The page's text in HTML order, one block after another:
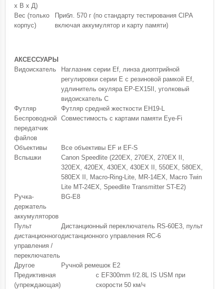
x В x Д)
Вес (только
корпус)
Прибл. 570 г (по стандарту тестирования CIPA
включая аккумулятор и карту памяти)
АКСЕССУАРЫ
Видоискатель
Наглазник серии Ef, линза диоптрийной
регулировки серии E с резиновой рамкой Ef,
удлинитель окуляра EP-EX15II, уголковый
видоискатель C
Футляр
Футляр средней жесткости EH19-L
Беспроводной
передатчик
файлов
Совместимость с картами памяти Eye-Fi
Объективы
Все объективы EF и EF-S
Вспышки
Canon Speedlite (220EX, 270EX, 270EX II,
320EX, 420EX, 430EX, 430EX II, 550EX, 580EX,
580EX II, Macro-Ring-Lite, MR-14EX, Macro Twin
Lite MT-24EX, Speedlite Transmitter ST-E2)
Ручка-
держатель
аккумуляторов
BG-E8
Пульт
дистанционного
управления /
переключатель
Дистанционный переключатель RS-60E3, пульт
дистанционного управления RC-6
Другое
Ручной ремешок E2
Предиктивная
(упреждающая)
с EF300mm f/2.8L IS USM при
скорости 50 км/ч